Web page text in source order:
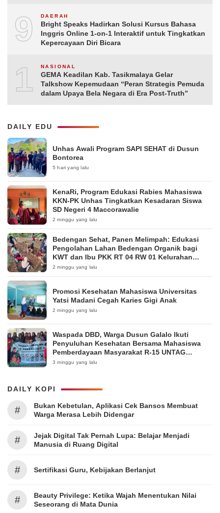
9 DAERAH
Bright Speaks Hadirkan Solusi Kursus Bahasa
Inggris Online 1-on-1 Interaktif untuk Tingkatkan
Kepercayaan Diri Bicara
10NASIONAL
GEMA Keadilan Kab. Tasikmalaya Gelar
Talkshow Kepemudaan “Peran Strategis Pemuda
dalam Upaya Bela Negara di Era Post-Truth”
DAILY EDU
Unhas Awali Program SAPI SEHAT di Dusun
Bontorea
5 hari yang lalu
KenaRi, Program Edukasi Rabies Mahasiswa
KKN-PK Unhas Tingkatkan Kesadaran Siswa
SD Negeri 4 Maccorawalie
2 minggu yang lalu
Bedengan Sehat, Panen Melimpah: Edukasi
Pengolahan Lahan Bedengan Organik bagi
KWT dan Ibu PKK RT 04 RW 01 Kelurahan
Pakintelan
2 minggu yang lalu
Promosi Kesehatan Mahasiswa Universitas
Yatsi Madani Cegah Karies Gigi Anak
2 minggu yang lalu
Waspada DBD, Warga Dusun Galalo Ikuti
Penyuluhan Kesehatan Bersama Mahasiswa
Pemberdayaan Masyarakat R-15 UNTAG
Surabaya 2026
3 minggu yang lalu
DAILY KOPI
#
Bukan Kebetulan, Aplikasi Cek Bansos Membuat
Warga Merasa Lebih Didengar
#
Jejak Digital Tak Pernah Lupa: Belajar Menjadi
Manusia di Ruang Digital
# Sertifikasi Guru, Kebijakan Berlanjut
#
Beauty Privilege: Ketika Wajah Menentukan Nilai
Seseorang di Mata Dunia